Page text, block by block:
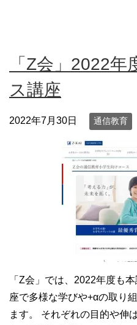
「Z会」2022年
ス講座
2022年7月30日 通信教育
「Z会」では、2022年度も
座で多様な学びや+αの取り
ます。 それぞれの目的や伸